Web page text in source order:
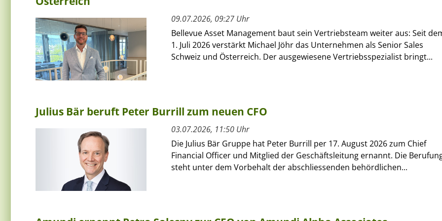
09.07.2026, 09:27 Uhr
Bellevue Asset Management baut sein Vertriebsteam weiter aus: Seit
1. Juli 2026 verstärkt Michael Jöhr das Unternehmen als Senior Sales
Schweiz und Österreich. Der ausgewiesene Vertriebsspezialist bringt...
Julius Bär beruft Peter Burrill zum neuen CFO
03.07.2026, 11:50 Uhr
Die Julius Bär Gruppe hat Peter Burrill per 17. August 2026 zum Chief
Financial Officer und Mitglied der Geschäftsleitung ernannt. Die
steht unter dem Vorbehalt der abschliessenden behördlichen...